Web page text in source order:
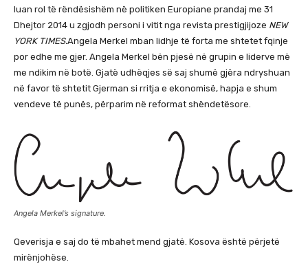
luan rol të rëndësishëm në politiken Europiane prandaj me 31
Dhejtor 2014 u zgjodh personi i vitit nga revista prestigjijoze NEW
YORK TIMES.Angela Merkel mban lidhje të forta me shtetet fqinje
por edhe me gjer. Angela Merkel bën pjesë në grupin e liderve më
me ndikim në botë. Gjatë udhëqjes së saj shumë gjëra ndryshuan
në favor të shtetit Gjerman si rritja e ekonomisë, hapja e shum
vendeve të punës, përparim në reformat shëndetësore.
Angela Merkel’s signature.
Qeverisja e saj do të mbahet mend gjatë. Kosova është përjetë
mirënjohëse.